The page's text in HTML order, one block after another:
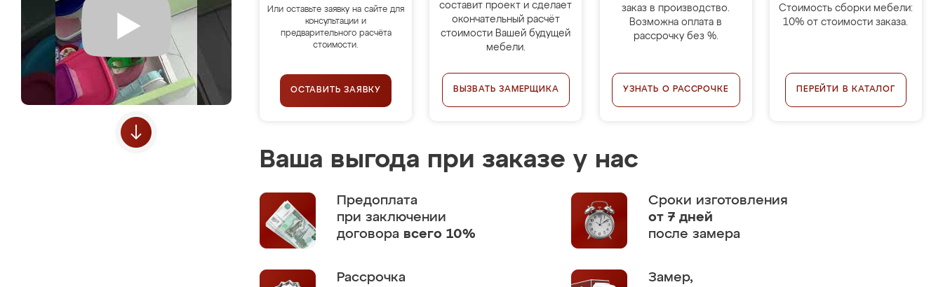
Или оставьте заявку на сайте для
консультации и
предварительного расчёта
стоимости.
ОСТАВИТЬ ЗАЯВКУ
составит проект и сделает
окончательный расчёт
стоимости Вашей будущей
мебели.
ВЫЗВАТЬ ЗАМЕРЩИКА
заказ в производство.
Возможна оплата в
рассрочку без %.
УЗНАТЬ О РАССРОЧКЕ
Стоимость сборки мебели:
10% от стоимости заказа.
ПЕРЕЙТИ В КАТАЛОГ
Ваша выгода при заказе у нас
Предоплата
при заключении
договора всего 10%
Сроки изготовления
от 7 дней
после замера
Рассрочка
Замер,